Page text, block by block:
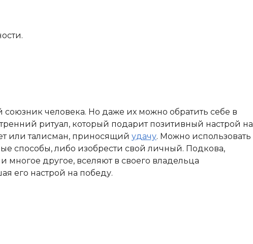
человека. Но даже их можно обратить себе в
ритуал, который подарит позитивный настрой на
или талисман, приносящий удачу. Можно использовать
способы, либо изобрести свой личный. Подкова,
многое другое, вселяют в своего владельца
его настрой на победу.